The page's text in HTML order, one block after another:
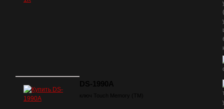
DS-1990A
ключ Touch Memory (ТМ)